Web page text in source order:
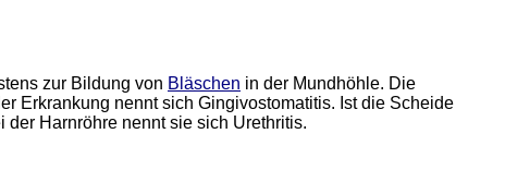
zur Bildung von Bläschen in der Mundhöhle. Die
Erkrankung nennt sich Gingivostomatitis. Ist die Scheide
Harnröhre nennt sie sich Urethritis.